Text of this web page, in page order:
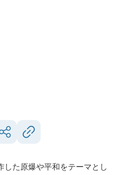
た原爆や平和をテーマとし